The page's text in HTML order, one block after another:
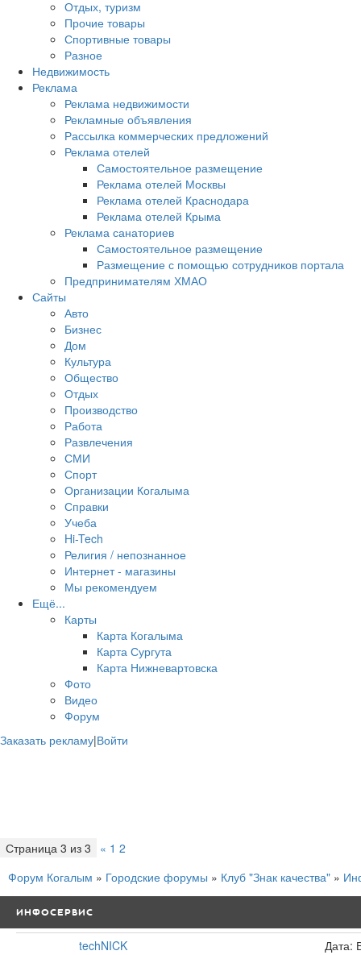
Отдых, туризм
Прочие товары
Спортивные товары
Разное
Недвижимость
Реклама
Реклама недвижимости
Рекламные объявления
Рассылка коммерческих предложений
Реклама отелей
Самостоятельное размещение
Реклама отелей Москвы
Реклама отелей Краснодара
Реклама отелей Крыма
Реклама санаториев
Самостоятельное размещение
Размещение с помощью сотрудников портала
Предпринимателям ХМАО
Сайты
Авто
Бизнес
Дом
Культура
Общество
Отдых
Производство
Работа
Развлечения
СМИ
Спорт
Организации Когалыма
Справки
Учеба
Hi-Tech
Религия / непознанное
Интернет - магазины
Мы рекомендуем
Ещё...
Карты
Карта Когалыма
Карта Сургута
Карта Нижневартовска
Фото
Видео
Форум
Заказать рекламу|Войти
Страница 3 из 3 « 1 2
Форум Когалым » Городские форумы » Клуб "Знак качества" »
ИНФОСЕРВИС
techNICK Дата: